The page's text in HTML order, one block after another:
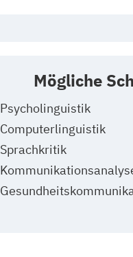
Mögliche
Psycholinguistik
Computerlinguistik
Sprachkritik